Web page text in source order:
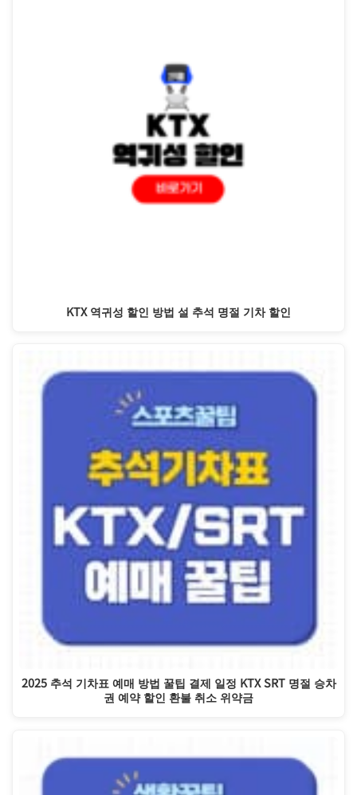
KTX 역귀성 할인 방법 설 추석 명절 기차 할인
2025 추석 기차표 예매 방법 꿀팁 결제 일정 KTX SRT 명절 승차
권 예약 할인 환불 취소 위약금